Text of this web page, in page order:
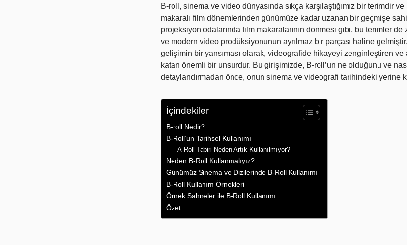
B-roll, sinema ve video dünyasında sıkça karşılaştığımız bir terimdir
makaralı film dönemlerinden günümüze kadar uzanan bir geçmişe
projeksiyon odalarında film makaralarının dönmesi gibi, bu terimler
ve modern video prodüksiyonunun ayrılmaz bir parçası haline
gelişimin bir yansıması olarak, videografide hikayeyi zenginleştiren
katan önemli bir unsurdur. Bu girişimizde, B-roll’un ne olduğunu ve nasıl
detaylandırmadan önce, onun sinema ve videografi tarihindeki yerine
İçindekiler
B-roll Nedir?
B-Roll’un Tarihsel Kullanımı
A-Roll Tabiri Neden Artık Kullanılmıyor?
Neden B-Roll Kullanmalıyız?
Günümüz Sinema ve Dizilerinde B-Roll Kullanımı
B-Roll Kullanım Örnekleri
Örnek Sahneler ile B-Roll Kullanımı
Özet